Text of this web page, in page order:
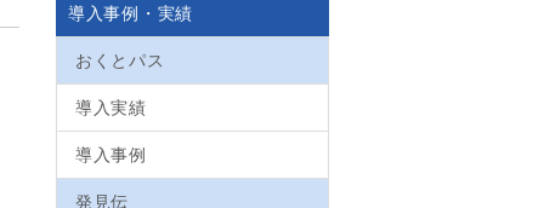
導入事例・実績
おくとパス
導入実績
導入事例
発見伝